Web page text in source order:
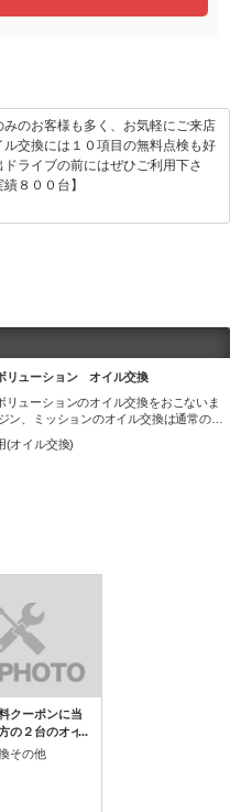
みのお客様も多く、お気軽にご来店
ル交換には１０項目の無料点検も好
ライブの前にはぜひご利用下さ
８００台】
リューション オイル交換
リューションのオイル交換をおこないま
ン、ミッションのオイル交換は通常の交
ューターにつないで信号を送りながら交
(オイル交換)
クーポンに当
の２台のオイ
庫されまし
その他